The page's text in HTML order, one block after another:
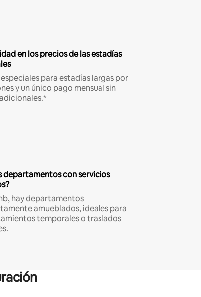
en los precios de las estadías
para estadías largas por
y un único pago mensual sin
departamentos con servicios
hay departamentos
amueblados, ideales para
temporales o traslados